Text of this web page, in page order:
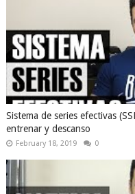
Sistema de series efectivas
entrenar y descanso
February 18, 2019 0